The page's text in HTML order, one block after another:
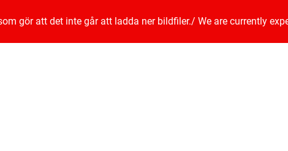
gör att det inte går att ladda ner bildfiler./ We are currently